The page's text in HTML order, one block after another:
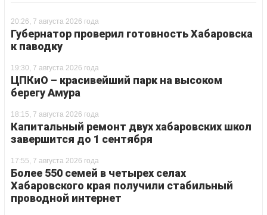
20:26, 7 августа 2026 года
Губернатор проверил готовность Хабаровска
к паводку
19:30, 7 августа 2026 года
ЦПКиО – красивейший парк на высоком
берегу Амура
18:15, 7 августа 2026 года
Капитальный ремонт двух хабаровских школ
завершится до 1 сентября
17:55, 7 августа 2026 года
Более 550 семей в четырех селах
Хабаровского края получили стабильный
проводной интернет